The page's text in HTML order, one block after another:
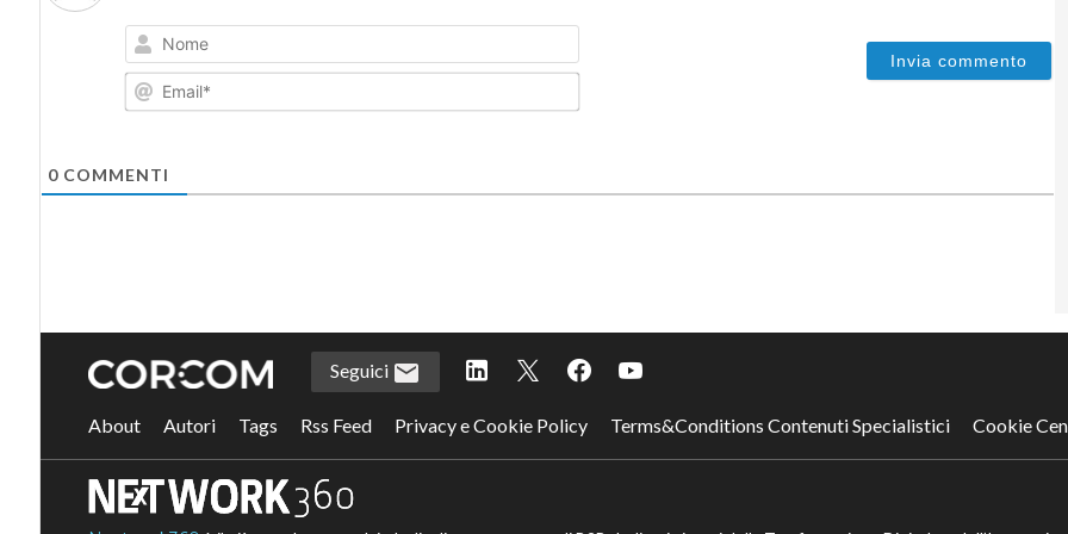
Nome
Email*
0COMMENTI
Seguici
About Autori Tags Rss Feed Privacy e Cookie Policy Terms&Conditions Contenuti Specialistici Cookie